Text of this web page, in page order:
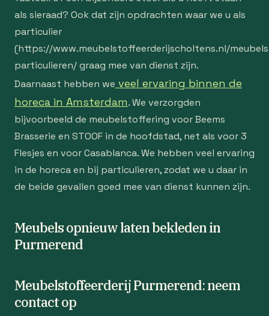
als sieraad? Ook dat zijn opdrachten waar we u als
particulier
(https://www.meubelstoffeerderijscholtens.nl/
particulieren/ graag mee van dienst zijn.
Daarnaast hebben we veel ervaring binnen de
horeca in Amsterdam. We verzorgden
bijvoorbeeld de meubelstoffering voor Beems
Brasserie en STOOF in de hoofdstad, net als voor 3
Flesjes en voor Casablanca. We hebben veel ervaring
in de horeca en bij particulieren, zodat we u daar in
de beide gevallen goed mee van dienst kunnen zijn.
Meubels opnieuw laten bekleden in
Purmerend
Meubelstoffeerderij Purmerend: neem
contact op